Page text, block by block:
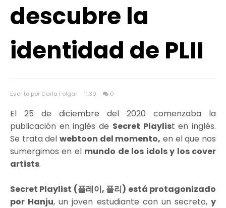
descubre la
identidad de PLII
Escrito por Carla Folgar 11:30 0
El 25 de diciembre del 2020 comenzaba la
publicación en inglés de Secret Playlist en inglés.
Se trata del webtoon del momento, en el que nos
sumergimos en el mundo de los idols y los cover
artists.
Secret Playlist (플레이, 플리) está protagonizado
por Hanju, un joven estudiante con un secreto, y